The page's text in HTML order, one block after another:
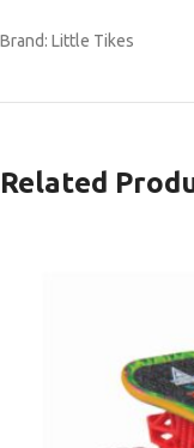
Brand: Little Tikes
Related